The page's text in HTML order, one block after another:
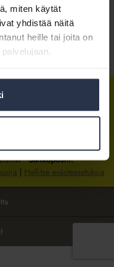
miten käytät
yhdistää näitä
heille tai joita on
Isännöintiliitto
Helsingissä.
Sähköpostit:
| Hallitse evästeasetuksia